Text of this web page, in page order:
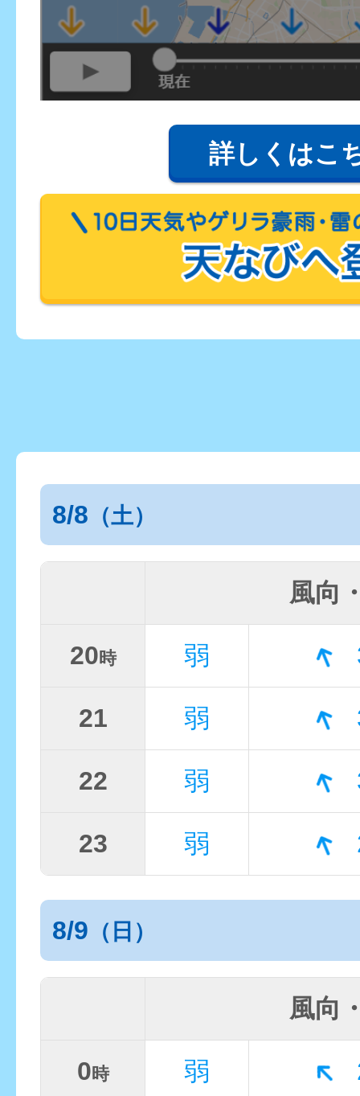
詳しくはこ
8/8 （土）
風向
20時 弱
21 弱
22 弱
23 弱
8/9 （日）
風向
0時 弱